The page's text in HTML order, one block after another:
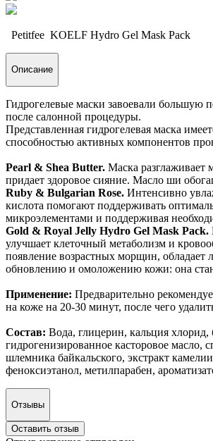
Petitfee KOELF Hydro Gel Mask Pack
Описание
Гидрогелевые маски завоевали большую
после салонной процедуры.
Представленная гидрогелевая маска
способностью активных компонентов
Pearl & Shea Butter. Маска разглаживает
придает здоровое сияние. Масло ши
Ruby & Bulgarian Rose. Интенсивно
кислота помогают поддерживать
микроэлементами и поддерживая
Gold & Royal Jelly Hydro Gel Mask Pack.
улучшает клеточный метаболизм и
появление возрастных морщин, обладает
обновлению и омоложению кожи: она
Применение: Предварительно
на коже на 20-30 минут, после чего
Состав: Вода, глицерин, кальция хлорид,
гидрогенизированное касторовое масло,
шлемника байкальского, экстракт
феноксиэтанол, метилпарабен,
Отзывы
Оставить отзыв